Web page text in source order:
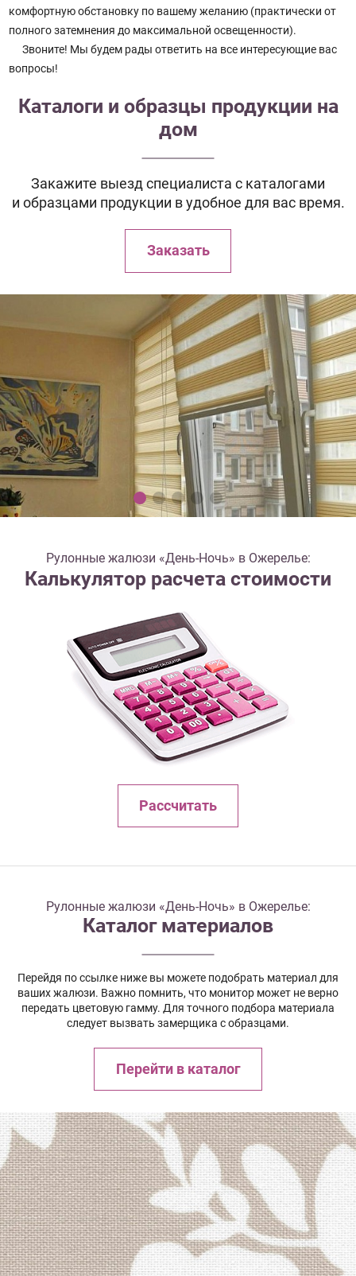
комфортную обстановку по вашему желанию (практически от
полного затемнения до максимальной освещенности).
Звоните! Мы будем рады ответить на все интересующие вас
вопросы!
Каталоги и образцы продукции на
дом
Закажите выезд специалиста с каталогами
и образцами продукции в удобное для вас время.
Заказать
Рулонные жалюзи «День-Ночь» в Ожерелье:
Калькулятор расчета стоимости
Рассчитать
Рулонные жалюзи «День-Ночь» в Ожерелье:
Каталог материалов
Перейдя по ссылке ниже вы можете подобрать материал для
ваших жалюзи. Важно помнить, что монитор может не верно
передать цветовую гамму. Для точного подбора материала
следует вызвать замерщика с образцами.
Перейти в каталог